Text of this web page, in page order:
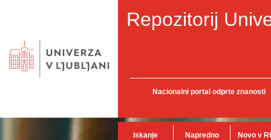
Repozitorij
Nacionalni portal odprte znanosti
Iskanje Napredno Novo v